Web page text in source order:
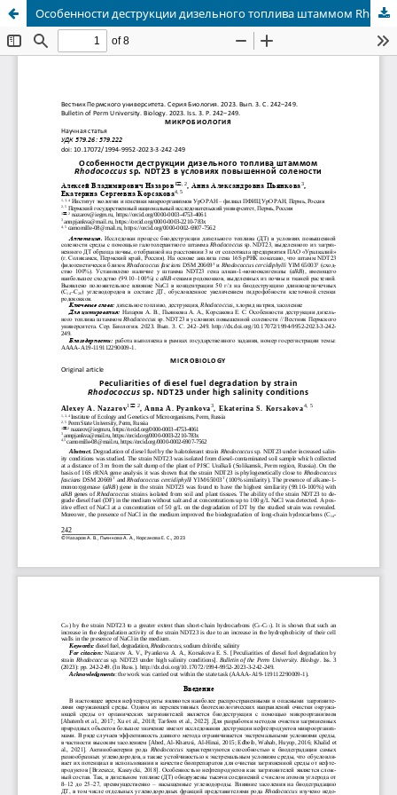
Особенности деструкции дизельного топлива штаммом Rhodococcus sp. NDT23 в условиях повышенной солености